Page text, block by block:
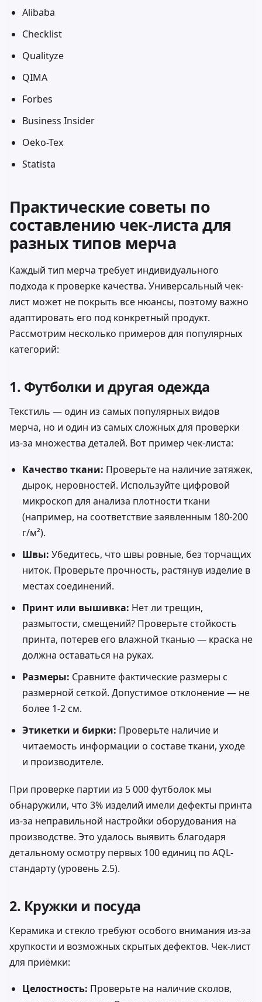
Alibaba
Checklist
Qualityze
QIMA
Forbes
Business Insider
Oeko-Tex
Statista
Практические советы по
составлению чек-листа для
разных типов мерча
Каждый тип мерча требует индивидуального
подхода к проверке качества. Универсальный чек-
лист может не покрыть все нюансы, поэтому важно
адаптировать его под конкретный продукт.
Рассмотрим несколько примеров для популярных
категорий:
1. Футболки и другая одежда
Текстиль — один из самых популярных видов
мерча, но и один из самых сложных для проверки
из-за множества деталей. Вот пример чек-листа:
Качество ткани: Проверьте на наличие затяжек,
дырок, неровностей. Используйте цифровой
микроскоп для анализа плотности ткани
(например, на соответствие заявленным 180-200
г/м²).
Швы: Убедитесь, что швы ровные, без торчащих
ниток. Проверьте прочность, растянув изделие в
местах соединений.
Принт или вышивка: Нет ли трещин,
размытости, смещений? Проверьте стойкость
принта, потерев его влажной тканью — краска не
должна оставаться на руках.
Размеры: Сравните фактические размеры с
размерной сеткой. Допустимое отклонение — не
более 1-2 см.
Этикетки и бирки: Проверьте наличие и
читаемость информации о составе ткани, уходе
и производителе.
При проверке партии из 5 000 футболок мы
обнаружили, что 3% изделий имели дефекты принта
из-за неправильной настройки оборудования на
производстве. Это удалось выявить благодаря
детальному осмотру первых 100 единиц по AQL-
стандарту (уровень 2.5).
2. Кружки и посуда
Керамика и стекло требуют особого внимания из-за
хрупкости и возможных скрытых дефектов. Чек-лист
для приёмки:
Целостность: Проверьте на наличие сколов,